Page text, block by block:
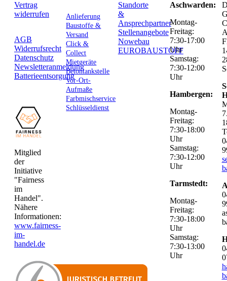
Vertrag
widerrufen
AGB
Widerrufsrecht
Datenschutz
Newsletteranmeldung
Batterieentsorgung
Mitglied
der
Initiative
"Fairness
im
Handel".
Nähere
Informationen:
www.fairness-
im-
handel.de
Anlieferung
Baustoffe &
Versand
Click &
Collect
Mietgeräte
Betontankstelle
Vor-Ort-
Aufmaße
Farbmischservice
Schlüsseldienst
Standorte
&
Ansprechpartner
Stellenangebote
Nowebau
EUROBAUSTOFF
Aschwarden:
Montag-
Freitag:
7:30-17:00
Uhr
Samstag:
7:30-12:00
Uhr
Hambergen:
Montag-
Freitag:
7:30-18:00
Uhr
Samstag:
7:30-12:00
Uhr
Tarmstedt:
Montag-
Freitag:
7:30-18:00
Uhr
Samstag:
7:30-13:00
Uhr